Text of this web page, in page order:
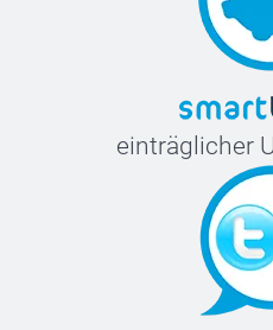
einträglicher